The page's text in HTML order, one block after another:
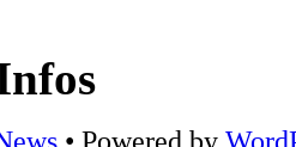
• Powered by